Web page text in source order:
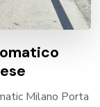
Milano Porta